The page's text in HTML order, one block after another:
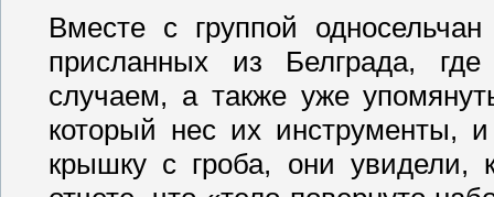
Вместе с группой
присланных из Белграда, где
случаем, а также уже
который нес их инструменты,
крышку с гроба, они увидели,